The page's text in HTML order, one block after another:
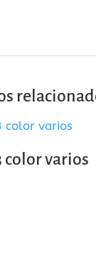
color varios